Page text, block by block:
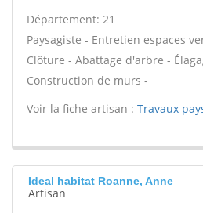
Département: 21
Paysagiste - Entretien espaces
Clôture - Abattage d'arbre -
Construction de murs -
Voir la fiche artisan : Travaux
Ideal habitat Roanne, Anne
Artisan